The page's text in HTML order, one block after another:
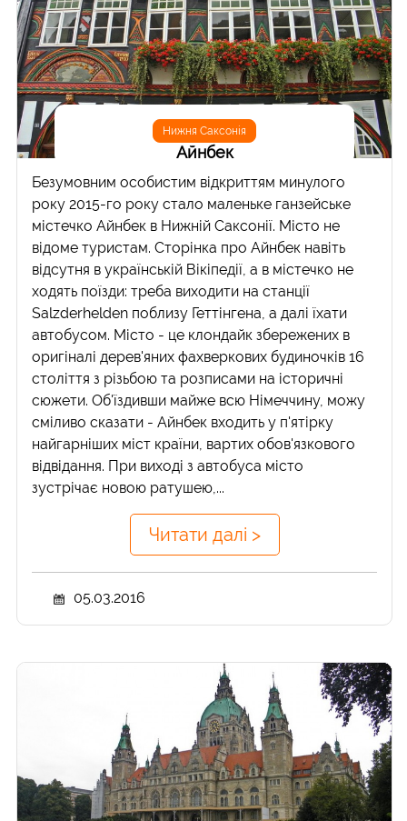
Нижня Саксонія
Айнбек
Безумовним особистим відкриттям минулого
року 2015-го року стало маленьке ганзейське
містечко Айнбек в Нижній Саксонії. Місто не
відоме туристам. Сторінка про Айнбек навіть
відсутня в українській Вікіпедії, а в містечко не
ходять поїзди: треба виходити на станції
Salzderhelden поблизу Геттінгена, а далі їхати
автобусом. Місто - це клондайк збережених в
оригіналі дерев'яних фахверкових будиночків 16
століття з різьбою та розписами на історичні
сюжети. Об'їздивши майже всю Німеччину, можу
сміливо сказати - Айнбек входить у п'ятірку
найгарніших міст країни, вартих обов'язкового
відвідання. При виході з автобуса місто
зустрічає новою ратушею,...
Читати далі >
05.03.2016